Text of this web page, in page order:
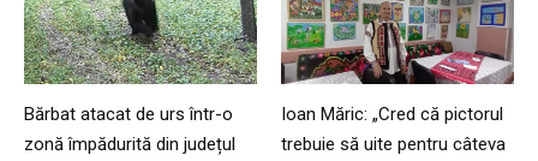
Bărbat atacat de urs într-o
zonă împădurită din județul
Ioan Măric: „Cred că pictorul
trebuie să uite pentru câteva